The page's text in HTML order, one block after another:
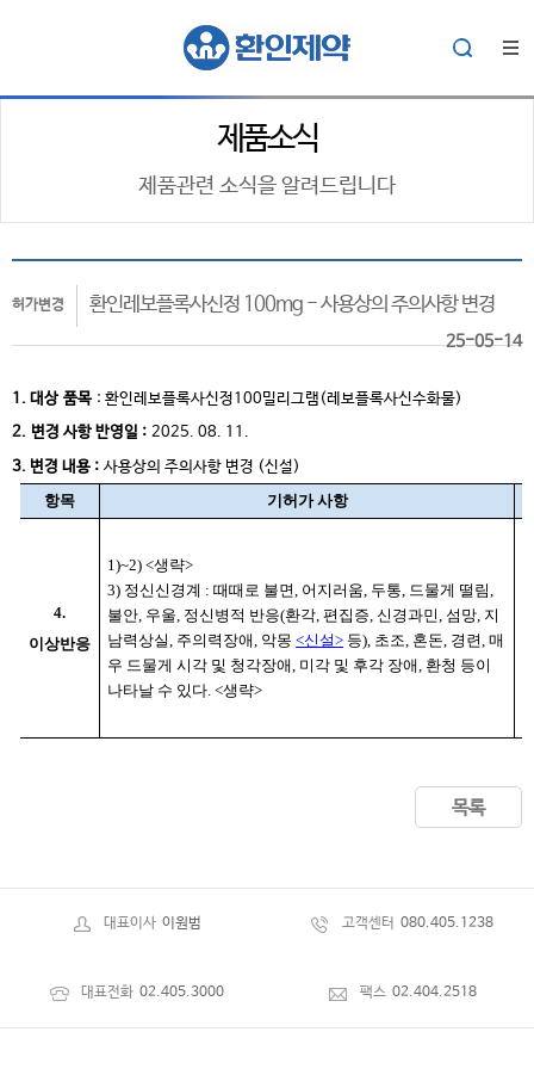
제품소식
제품관련 소식을 알려드립니다
허가변경 환인레보플록사신정 100mg - 사용상의 주의사항 변경
25-05-14
1. 대상 품목 : 환인레보플록사신정100밀리그램(레보플록사신수화물)
2. 변경 사항 반영일 : 2025. 08. 11.
3. 변경 내용 : 사용상의 주의사항 변경 (신설)
항목
기허가 사항
4.
이상반응
1)~2) <생략>
3) 정신신경계 : 때때로 불면, 어지러움, 두통, 드물게 떨림,
불안, 우울, 정신병적 반응(환각, 편집증, 신경과민, 섬망, 지
남력상실, 주의력장애, 악몽 <신설> 등), 초조, 혼돈, 경련, 매
우 드물게 시각 및 청각장애, 미각 및 후각 장애, 환청 등이
나타날 수 있다. <생략>
목록
대표이사 이원범 고객센터 080.405.1238
대표전화 02.405.3000 팩스 02.404.2518